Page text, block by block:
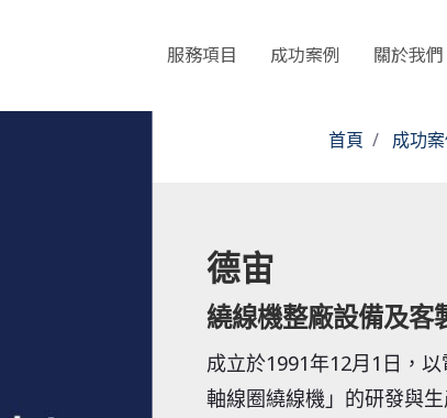
服務項目 成功案例 關於我們
首頁 成功
德宙
繞線機整廠設備及客
成立於1991年12月1日，
軸線圈繞線機」的研發與